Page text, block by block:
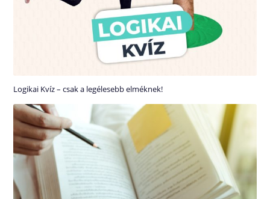
Logikai Kvíz – csak a legélesebb elméknek!